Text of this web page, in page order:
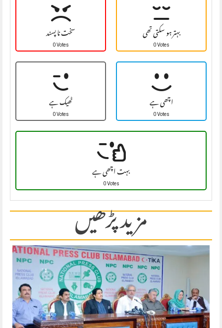
سخت نا پسند
0 Votes بہتر ہو سکتی تھی
0 Votes
ٹھیک ہے
0 Votes اچھی ہے
0 Votes
بہت اچھی ہے
0 Votes
مزید پڑھیں